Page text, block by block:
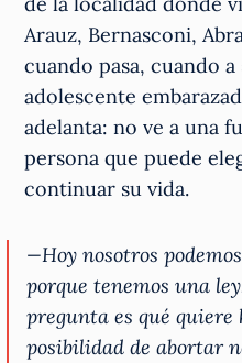
Arauz, Bernasconi,
cuando pasa, cuando
adolescente
adelanta: no ve a una
persona que puede
continuar su vida.
—Hoy nosotros
porque tenemos una
pregunta es qué quiere
posibilidad de abortar